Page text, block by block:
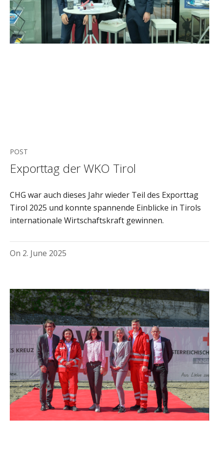
POST
Exporttag der WKO Tirol
CHG war auch dieses Jahr wieder Teil des Exporttag
Tirol 2025 und konnte spannende Einblicke in Tirols
internationale Wirtschaftskraft gewinnen.
On 2. June 2025